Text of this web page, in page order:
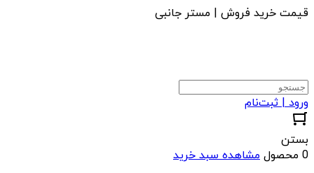
قیمت خرید فروش | مستر جانبی
ورود | ثبت‌نام
بستن
0 محصول
مشاهده سبد خرید